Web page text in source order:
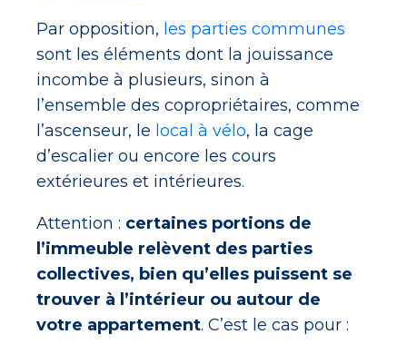
Par opposition, les parties communes
sont les éléments dont la jouissance
incombe à plusieurs, sinon à
l’ensemble des copropriétaires, comme
l’ascenseur, le local à vélo, la cage
d’escalier ou encore les cours
extérieures et intérieures.
Attention : certaines portions de
l’immeuble relèvent des parties
collectives, bien qu’elles puissent se
trouver à l’intérieur ou autour de
votre appartement. C’est le cas pour :